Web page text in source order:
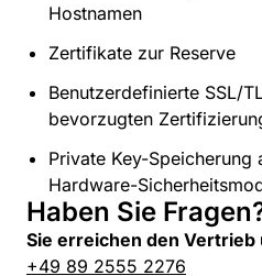
Hostnamen
Zertifikate zur Reserve
Benutzerdefinierte SSL/
bevorzugten
Private Key-Speicherung
Hardware-
Haben Sie
Sie erreichen den Vertrieb
+49 89 2555 2276